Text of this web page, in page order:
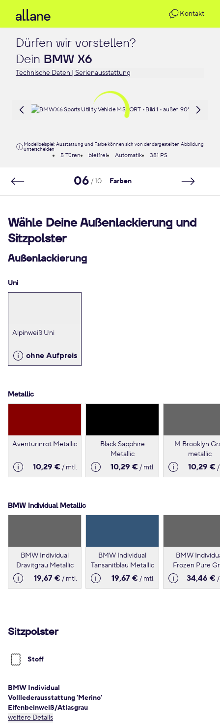
Kontakt
Dürfen wir vorstellen?
Dein BMW X6
Technische Daten | Serienausstattung
Modellbeispiel: Ausstattung und Farbe können sich von der dargestellten Abbildung
unterscheiden
5 Türen bleifrei Automatik 381 PS
06 / 10 Farben
Wähle Deine Außenlackierung und
Sitzpolster
Außenlackierung
Uni
Alpinweiß Uni
ohne Aufpreis
Metallic
Aventurinrot Metallic
10,29 €/ mtl.
Black Sapphire
Metallic
10,29 €/ mtl.
M Brooklyn
metallic
10,29 €
BMW Individual Metallic
BMW Individual
Dravitgrau Metallic
19,67 €/ mtl.
BMW Individual
Tansanitblau Metallic
19,67 €/ mtl.
BMW
Frozen Pure
Metallic
34,46 €
Sitzpolster
Stoff
BMW Individual
Volllederausstattung 'Merino'
Elfenbeinweiß/Atlasgrau
weitere Details